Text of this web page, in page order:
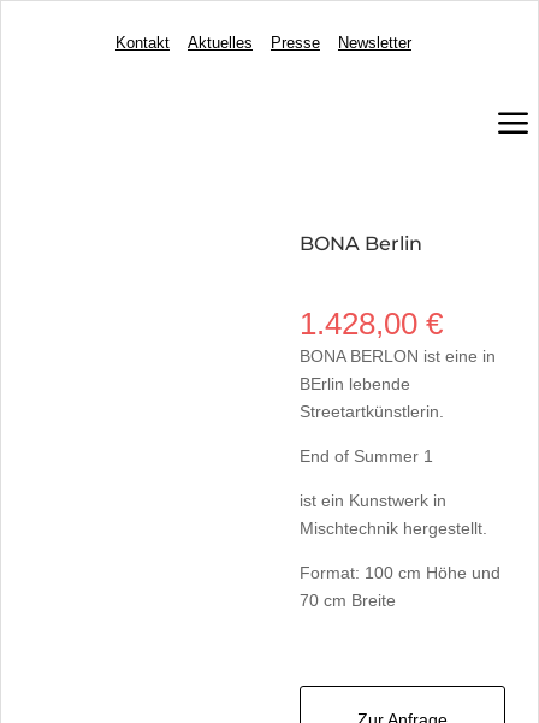
Kontakt Aktuelles Presse Newsletter
a
BONA Berlin
1.428,00 €
BONA BERLON ist eine in
BErlin lebende
Streetartkünstlerin.
End of Summer 1
ist ein Kunstwerk in
Mischtechnik hergestellt.
Format: 100 cm Höhe und
70 cm Breite